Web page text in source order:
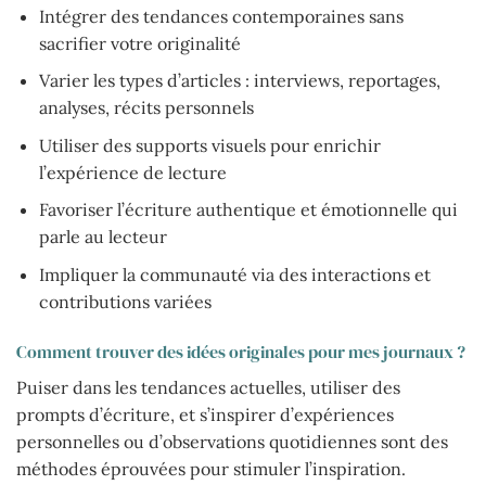
Intégrer des tendances contemporaines sans
sacrifier votre originalité
Varier les types d’articles : interviews, reportages,
analyses, récits personnels
Utiliser des supports visuels pour enrichir
l’expérience de lecture
Favoriser l’écriture authentique et émotionnelle qui
parle au lecteur
Impliquer la communauté via des interactions et
contributions variées
Comment trouver des idées originales pour mes journaux ?
Puiser dans les tendances actuelles, utiliser des
prompts d’écriture, et s’inspirer d’expériences
personnelles ou d’observations quotidiennes sont des
méthodes éprouvées pour stimuler l’inspiration.